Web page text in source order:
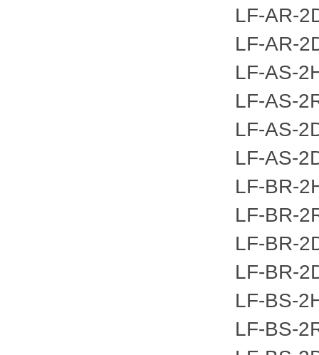
LF-AR-
LF-AR-
LF-AS-
LF-AS-
LF-AS-
LF-AS-
LF-BR-
LF-BR-
LF-BR-
LF-BR-
LF-BS-
LF-BS-